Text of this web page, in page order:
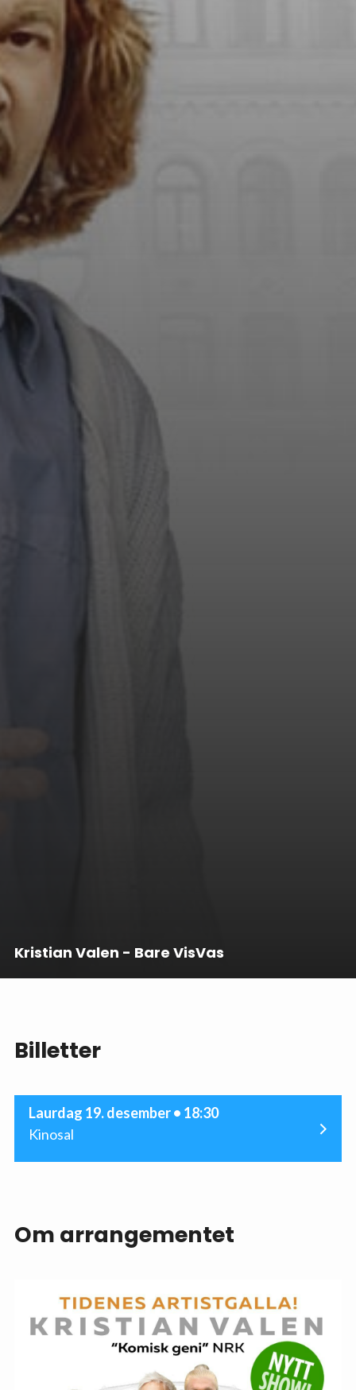
Kristian Valen - Bare VisVas
Billetter
Laurdag 19. desember • 18:30
Kinosal
Om arrangementet